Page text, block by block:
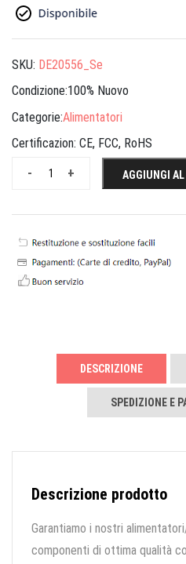
SKU: DE20556_Se
Condizione:100% Nuovo
Categorie:Alimentatori
Certificazion: CE, FCC, RoHS
+
- AGGIUNGI AL
DESCRIZIONE
SPEDIZIONE E
Descrizione prodotto
Garantiamo i nostri
componenti di ottima qualità